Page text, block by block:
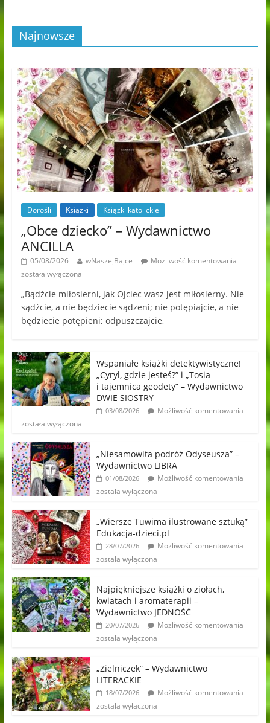
Najnowsze
Dorośli Książki Książki katolickie
„Obce dziecko” – Wydawnictwo
ANCILLA
05/08/2026 wNaszejBajce
Możliwość komentowania
została wyłączona
„Bądźcie miłosierni, jak Ojciec wasz jest miłosierny. Nie
sądźcie, a nie będziecie sądzeni; nie potępiajcie, a nie
będziecie potępieni; odpuszczajcie,
Wspaniałe książki detektywistyczne!
„Cyryl, gdzie jesteś?” i „Tosia
i tajemnica geodety” – Wydawnictwo
DWIE SIOSTRY
03/08/2026
Możliwość komentowania
została wyłączona
„Niesamowita podróż Odyseusza” –
Wydawnictwo LIBRA
01/08/2026
Możliwość komentowania
została wyłączona
„Wiersze Tuwima ilustrowane sztuką”
Edukacja-dzieci.pl
28/07/2026
Możliwość komentowania
została wyłączona
Najpiękniejsze książki o ziołach,
kwiatach i aromaterapii –
Wydawnictwo JEDNOŚĆ
20/07/2026
Możliwość komentowania
została wyłączona
„Zielniczek” – Wydawnictwo
LITERACKIE
18/07/2026
Możliwość komentowania
została wyłączona